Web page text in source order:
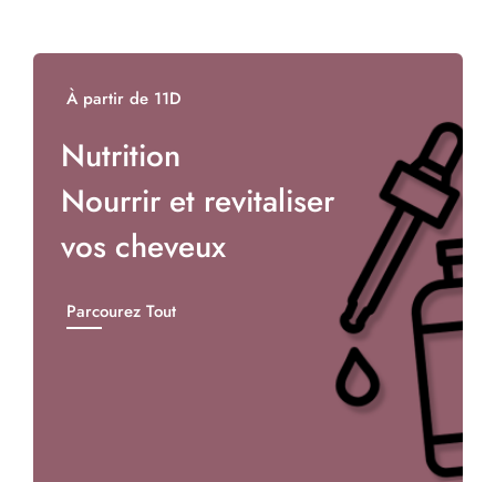
À partir de 11D
Nutrition
Nourrir et revitaliser
vos cheveux
Parcourez Tout